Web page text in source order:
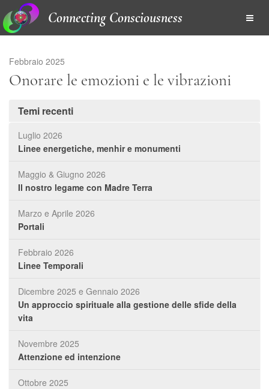
Connecting Consciousness
Febbraio 2025
Onorare le emozioni e le vibrazioni
Temi recenti
Luglio 2026
Linee energetiche, menhir e monumenti
Maggio & Giugno 2026
Il nostro legame con Madre Terra
Marzo e Aprile 2026
Portali
Febbraio 2026
Linee Temporali
Dicembre 2025 e Gennaio 2026
Un approccio spirituale alla gestione delle sfide della
vita
Novembre 2025
Attenzione ed intenzione
Ottobre 2025